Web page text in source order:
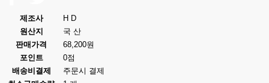
제조사
H D
원산지
국 산
판매가격
68,200원
포인트
0점
배송비결제
주문시 결제